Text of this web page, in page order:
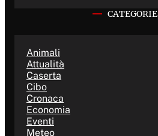
CATEGORIE
Animali
Attualità
Caserta
Cibo
Cronaca
Economia
Eventi
Meteo